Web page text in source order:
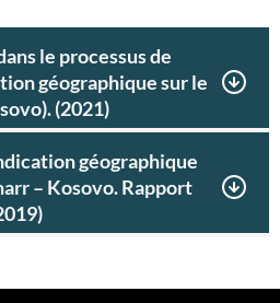
le processus de
géographique sur le
(2021)
géographique
– Kosovo. Rapport